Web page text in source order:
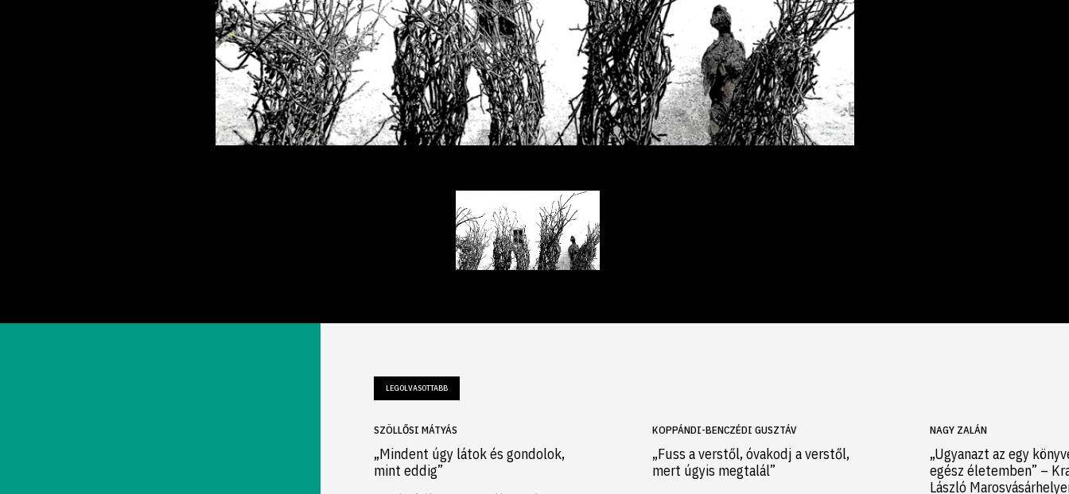
LEGOLVASOTTABB
SZÖLLŐSI MÁTYÁS
„Mindent úgy látok és gondolok,
mint eddig”
KOPPÁNDI-BENCZÉDI GUSZTÁV
„Fuss a verstől, óvakodj a verstől,
mert úgyis megtalál”
NAGY ZALÁN
„Ugyanazt az egy
egész életemben” –
László